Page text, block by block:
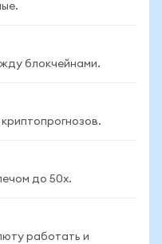
блокчейнами.
криптопрогнозов.
до 50x.
работать и